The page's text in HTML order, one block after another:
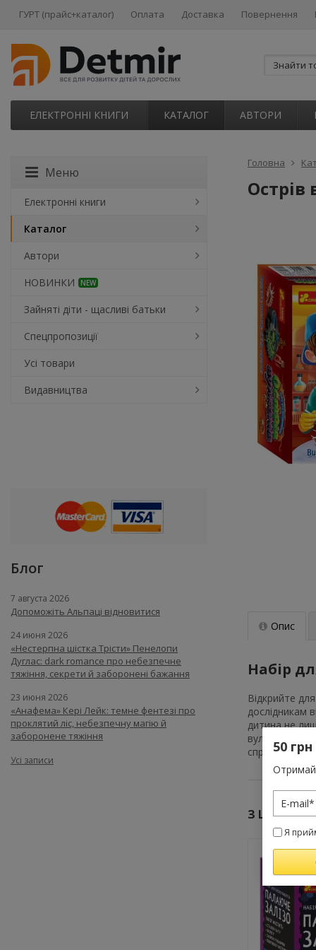
ГУРТ (прайс+каталог) Оплата Доставка Повернення
ЕЛЕКТРОННІ КНИГИ КАТАЛОГ АВТОРИ
Головна
Острів
Опис
Набір
Відкрийте
дослідникам
дитина не
вулкана, що
справжнім
З ЦИМ
Меню
Електронні книги
Каталог
Автори
НОВИНКИ
NEW
Зайняті діти - щасливі батьки
Спецпропозиції
Усі товари
Видавництва
Блог
7 августа 2026
Допоможіть Альпаці відновитися
24 июня 2026
«Нестерпна шістка Трісти» Пенелопи
Дуглас: dark romance про небезпечне
тяжіння, секрети й заборонені бажання
23 июня 2026
«Анафема» Кері Лейк: темне фентезі про
проклятий ліс, небезпечну магію й
заборонене тяжіння
Усі записи
50
Отримай
Я